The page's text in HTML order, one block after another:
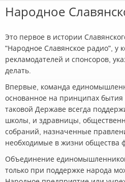
Народное
Это первое в истории
"Народное Славянское радио", у
рекламодателей и спонсоров,
делать.
Впервые, команда
основанное на принципах
таковой Державе всегда
школы, и здравницы,
собраний, назначенные
необходимые в жизни общества
Объединение
только при поддержке народа